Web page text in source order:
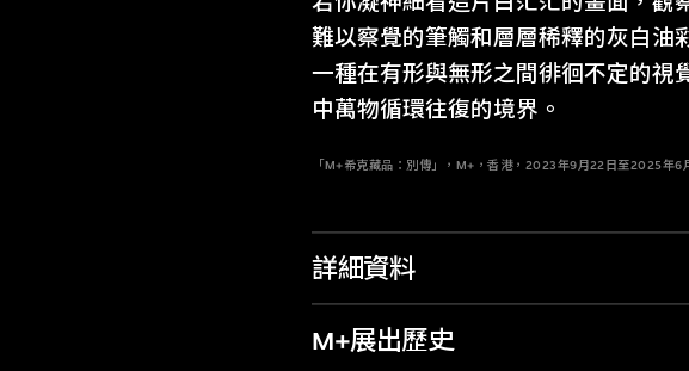
難以察覺的筆觸和層層稀釋的灰白油
一種在有形與無形之間徘徊不定的視
中萬物循環往復的境界。
「M+希克藏品：別傳」，M+，香港，2023年9月22日至2025年6
詳細資料
M+展出歷史